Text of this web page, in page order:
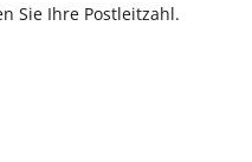
Sie Ihre Postleitzahl.